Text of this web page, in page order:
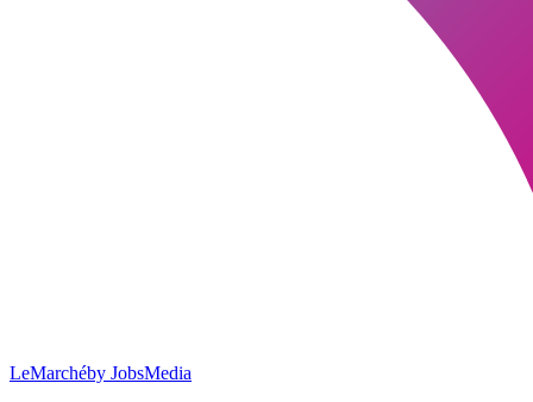
LeMarchéby JobsMedia